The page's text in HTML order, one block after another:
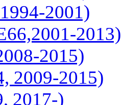
2001)
2013)
2015)
2009-2015)
2017-)